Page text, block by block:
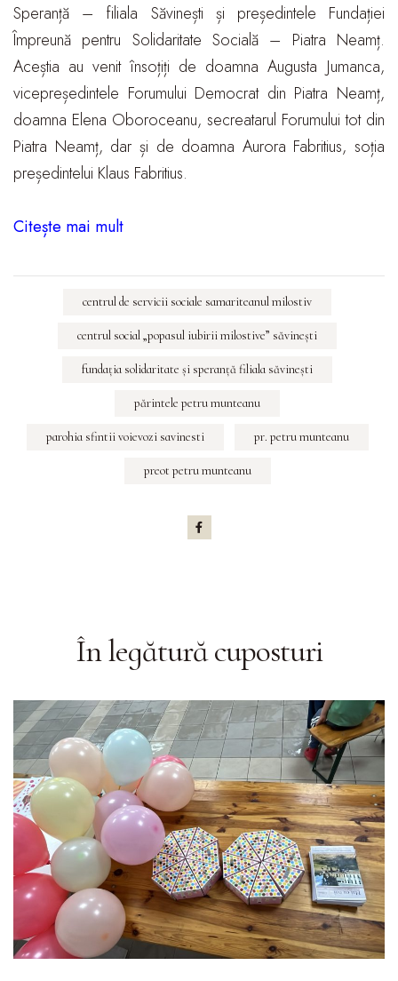
Speranță – filiala Săvinești și președintele Fundației
Împreună pentru Solidaritate Socială – Piatra Neamț.
Aceștia au venit însoțiți de doamna Augusta Jumanca,
vicepreședintele Forumului Democrat din Piatra Neamț,
doamna Elena Oboroceanu, secreatarul Forumului tot din
Piatra Neamț, dar și de doamna Aurora Fabritius, soția
președintelui Klaus Fabritius.
Citește mai mult
centrul de servicii sociale samariteanul milostiv
centrul social „popasul iubirii milostive” săvineşti
fundaţia solidaritate şi speranţă filiala săvineşti
părintele petru munteanu
parohia sfintii voievozi savinesti pr. petru munteanu
preot petru munteanu
În legătură cuposturi